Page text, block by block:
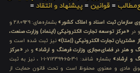
≡قوانین ≡پیشنهاد و انتقاد ≡
سازمان ثبت اسناد و املاک کشور»
بشماره‌های: ۲۸۰۹۲۹ و
«مرکز توسعه تجارت الکترونیکی (اینماد) وزارت صنعت،
مشتریان تجارت الکترونیکی (اِمتا)» نیز ثبت شده است و
و هنر در فضای‌مجازی وزارت فرهنگ و ارشاد» و در«مرکز
و ارشاد»
بشماره شامَد: ۱-۳-۶۵-۷۱۲۳۹۹-۱-۱ ، نیز به ثبت
مادی و معنوی محفوظ است و تحت قانون حمایت از